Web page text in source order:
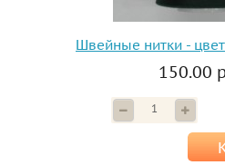
Швейные нитки -
150.00